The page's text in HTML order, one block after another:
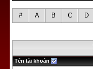
# A B C D
Tên tài khoản